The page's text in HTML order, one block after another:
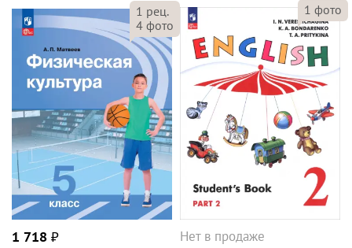
1 рец.
4 фото
1 718 ₽
1 фото
Нет в продаже